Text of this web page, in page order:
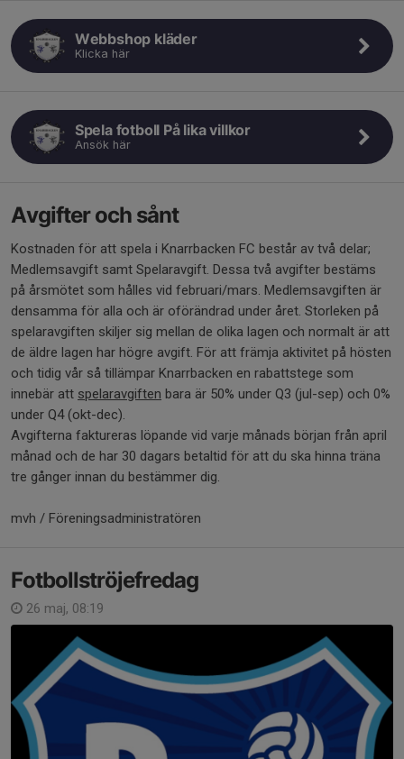
Webbshop kläder
Klicka här
Spela fotboll På lika villkor
Ansök här
Avgifter och sånt
Kostnaden för att spela i Knarrbacken FC består av två delar;
Medlemsavgift samt Spelaravgift. Dessa två avgifter bestäms
på årsmötet som hålles vid februari/mars. Medlemsavgiften är
densamma för alla och är oförändrad under året. Storleken på
spelaravgiften skiljer sig mellan de olika lagen och normalt är att
de äldre lagen har högre avgift. För att främja aktivitet på hösten
och tidig vår så tillämpar Knarrbacken en rabattstege som
innebär att spelaravgiften bara är 50% under Q3 (jul-sep) och 0%
under Q4 (okt-dec).
Avgifterna faktureras löpande vid varje månads början från april
månad och de har 30 dagars betaltid för att du ska hinna träna
tre gånger innan du bestämmer dig.
mvh / Föreningsadministratören
Fotbollströjefredag
26 maj, 08:19